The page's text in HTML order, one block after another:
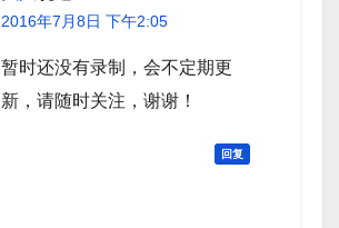
2016年7月8日 下午2:05
暂时还没有录制，会不定期更
新，请随时关注，谢谢！
回复